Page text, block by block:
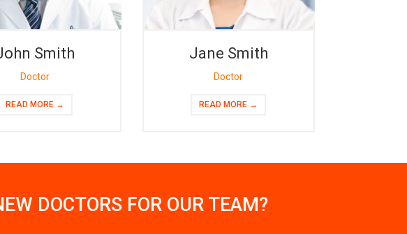
Smith
Doctor
READ MORE →
Jane Smith
Doctor
READ MORE →
DOCTORS FOR OUR TEAM?